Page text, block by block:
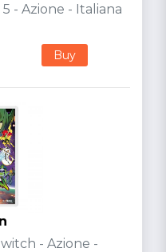
- Azione - Italiana
Buy
- Azione -